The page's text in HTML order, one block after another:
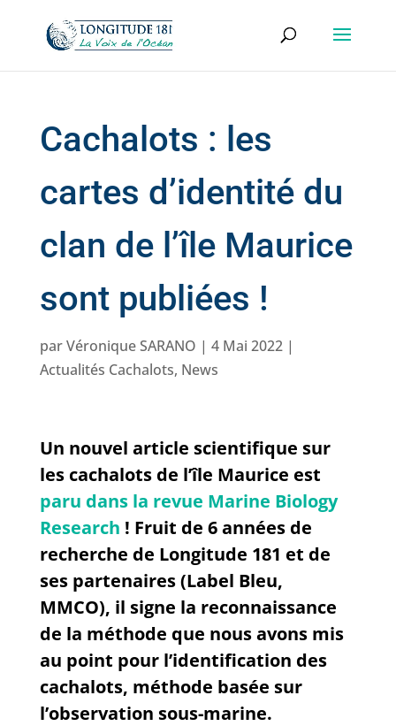
Cachalots : les
cartes d’identité du
clan de l’île Maurice
sont publiées !
parVéronique SARANO | 4 Mai 2022|
Actualités Cachalots, News
Un nouvel article scientifique sur
les cachalots de l’île Maurice est
paru dans la revue Marine Biology
Research ! Fruit de 6 années de
recherche de Longitude 181 et de
ses partenaires (Label Bleu,
MMCO), il signe la reconnaissance
de la méthode que nous avons mis
au point pour l’identification des
cachalots, méthode basée sur
l’observation sous-marine.